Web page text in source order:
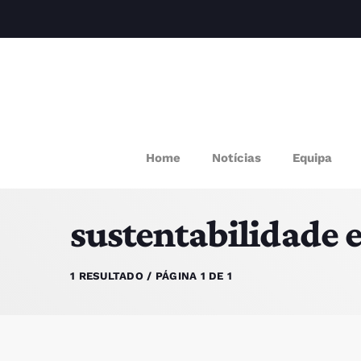
Home Notícias Equipa
sustentabilidade
1 RESULTADO / PÁGINA 1 DE 1